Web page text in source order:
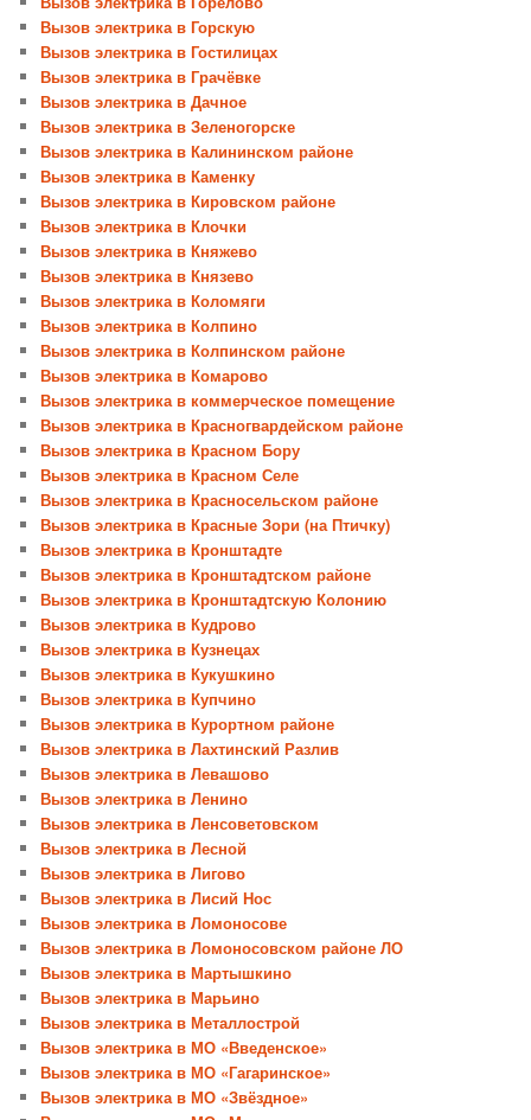
Вызов электрика в Горскую
Вызов электрика в Гостилицах
Вызов электрика в Грачёвке
Вызов электрика в Дачное
Вызов электрика в Зеленогорске
Вызов электрика в Калининском районе
Вызов электрика в Каменку
Вызов электрика в Кировском районе
Вызов электрика в Клочки
Вызов электрика в Княжево
Вызов электрика в Князево
Вызов электрика в Коломяги
Вызов электрика в Колпино
Вызов электрика в Колпинском районе
Вызов электрика в Комарово
Вызов электрика в коммерческое помещение
Вызов электрика в Красногвардейском районе
Вызов электрика в Красном Бору
Вызов электрика в Красном Селе
Вызов электрика в Красносельском районе
Вызов электрика в Красные Зори (на Птичку)
Вызов электрика в Кронштадте
Вызов электрика в Кронштадтском районе
Вызов электрика в Кронштадтскую Колонию
Вызов электрика в Кудрово
Вызов электрика в Кузнецах
Вызов электрика в Кукушкино
Вызов электрика в Купчино
Вызов электрика в Курортном районе
Вызов электрика в Лахтинский Разлив
Вызов электрика в Левашово
Вызов электрика в Ленино
Вызов электрика в Ленсоветовском
Вызов электрика в Лесной
Вызов электрика в Лигово
Вызов электрика в Лисий Нос
Вызов электрика в Ломоносове
Вызов электрика в Ломоносовском районе ЛО
Вызов электрика в Мартышкино
Вызов электрика в Марьино
Вызов электрика в Металлострой
Вызов электрика в МО «Введенское»
Вызов электрика в МО «Гагаринское»
Вызов электрика в МО «Звёздное»